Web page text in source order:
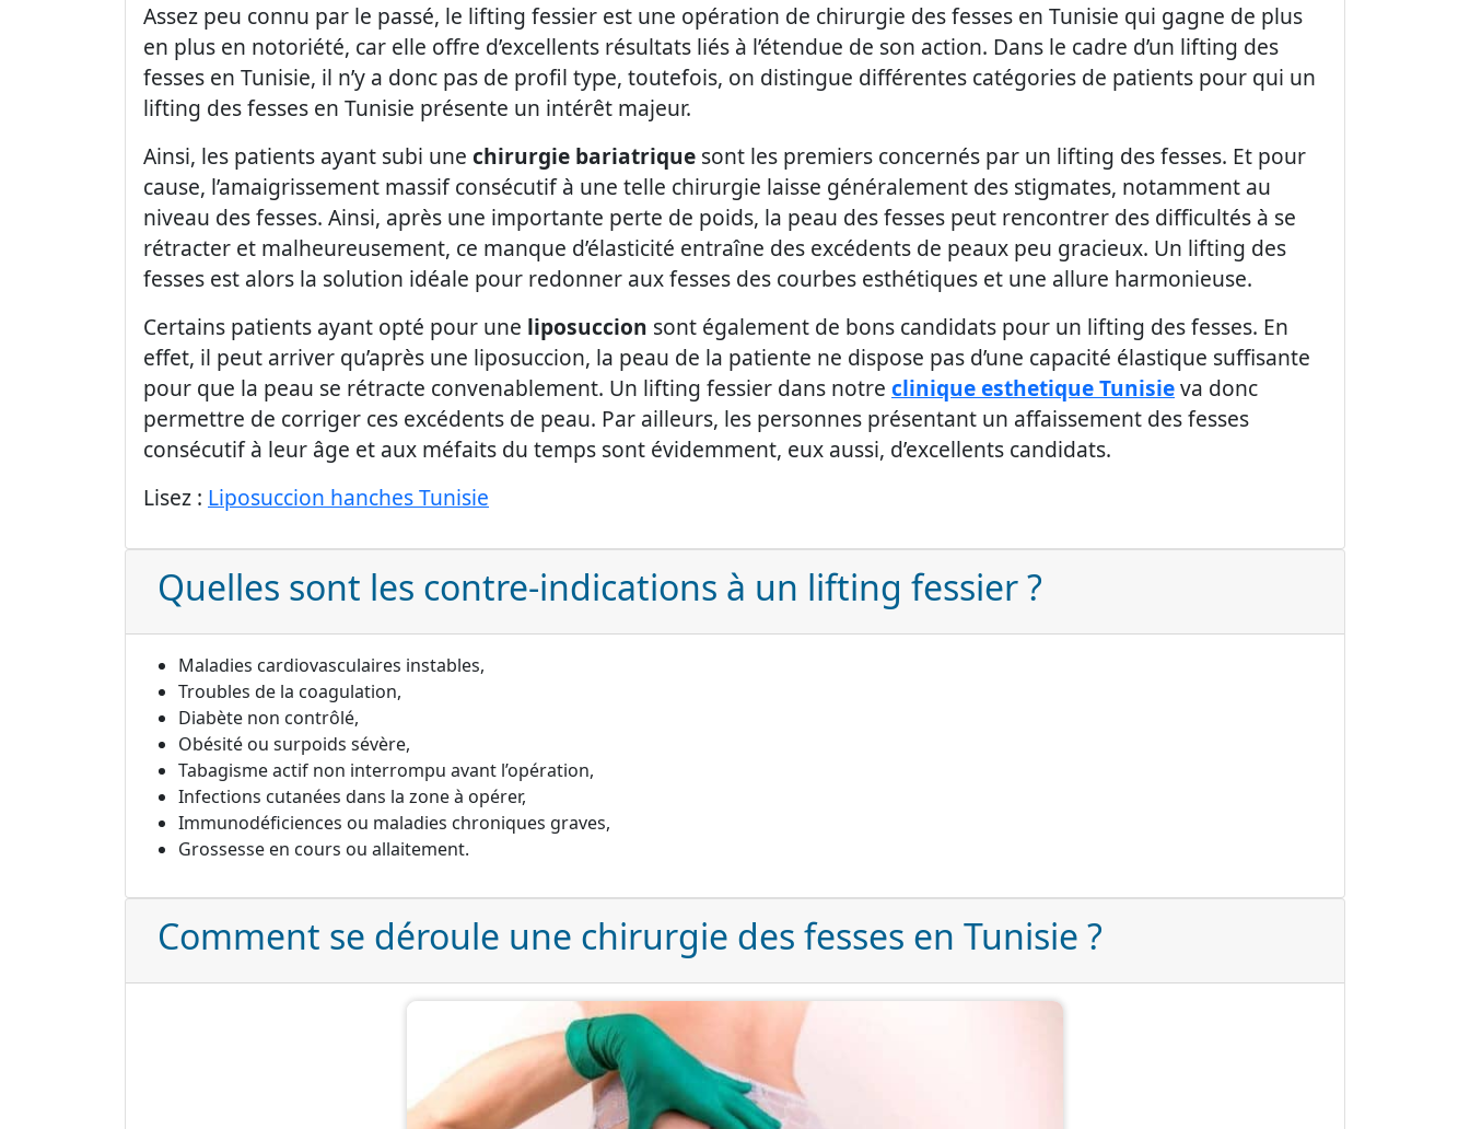
Assez peu connu par le passé, le lifting fessier est une opération de chirurgie des fesses en Tunisie qui gagne de plus
en plus en notoriété, car elle offre d’excellents résultats liés à l’étendue de son action. Dans le cadre d’un lifting des
fesses en Tunisie, il n’y a donc pas de profil type, toutefois, on distingue différentes catégories de patients pour qui un
lifting des fesses en Tunisie présente un intérêt majeur.
Ainsi, les patients ayant subi une chirurgie bariatrique sont les premiers concernés par un lifting des fesses. Et pour
cause, l’amaigrissement massif consécutif à une telle chirurgie laisse généralement des stigmates, notamment au
niveau des fesses. Ainsi, après une importante perte de poids, la peau des fesses peut rencontrer des difficultés à se
rétracter et malheureusement, ce manque d’élasticité entraîne des excédents de peaux peu gracieux. Un lifting des
fesses est alors la solution idéale pour redonner aux fesses des courbes esthétiques et une allure harmonieuse.
Certains patients ayant opté pour une liposuccion sont également de bons candidats pour un lifting des fesses. En
effet, il peut arriver qu’après une liposuccion, la peau de la patiente ne dispose pas d’une capacité élastique suffisante
pour que la peau se rétracte convenablement. Un lifting fessier dans notre clinique esthetique Tunisieva donc
permettre de corriger ces excédents de peau. Par ailleurs, les personnes présentant un affaissement des fesses
consécutif à leur âge et aux méfaits du temps sont évidemment, eux aussi, d’excellents candidats.
Lisez : Liposuccion hanches Tunisie
Quelles sont les contre-indications à un lifting fessier ?
Maladies cardiovasculaires instables,
Troubles de la coagulation,
Diabète non contrôlé,
Obésité ou surpoids sévère,
Tabagisme actif non interrompu avant l’opération,
Infections cutanées dans la zone à opérer,
Immunodéficiences ou maladies chroniques graves,
Grossesse en cours ou allaitement.
Comment se déroule une chirurgie des fesses en Tunisie ?